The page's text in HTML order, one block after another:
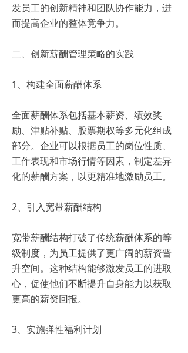
发员工的创新精神和团队协作能力，进
而提高企业的整体竞争力。
二、创新薪酬管理策略的实践
1、构建全面薪酬体系
全面薪酬体系包括基本薪资、绩效奖
励、津贴补贴、股票期权等多元化组成
部分。企业可以根据员工的岗位性质、
工作表现和市场行情等因素，制定差异
化的薪酬方案，以更精准地激励员工。
2、引入宽带薪酬结构
宽带薪酬结构打破了传统薪酬体系的等
级制度，为员工提供了更广阔的薪资晋
升空间。这种结构能够激发员工的进取
心，促使他们不断提升自身能力以获取
更高的薪资回报。
3、实施弹性福利计划